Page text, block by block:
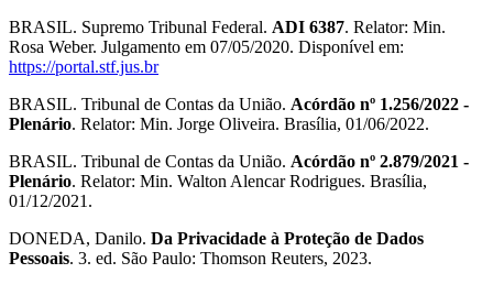
BRASIL. Supremo Tribunal Federal. ADI 6387. Relator: Min.
Rosa Weber. Julgamento em 07/05/2020. Disponível em:
https://portal.stf.jus.br
BRASIL. Tribunal de Contas da União. Acórdão nº 1.256/2022 -
Plenário. Relator: Min. Jorge Oliveira. Brasília, 01/06/2022.
BRASIL. Tribunal de Contas da União. Acórdão nº 2.879/2021 -
Plenário. Relator: Min. Walton Alencar Rodrigues. Brasília,
01/12/2021.
DONEDA, Danilo. Da Privacidade à Proteção de Dados
Pessoais. 3. ed. São Paulo: Thomson Reuters, 2023.